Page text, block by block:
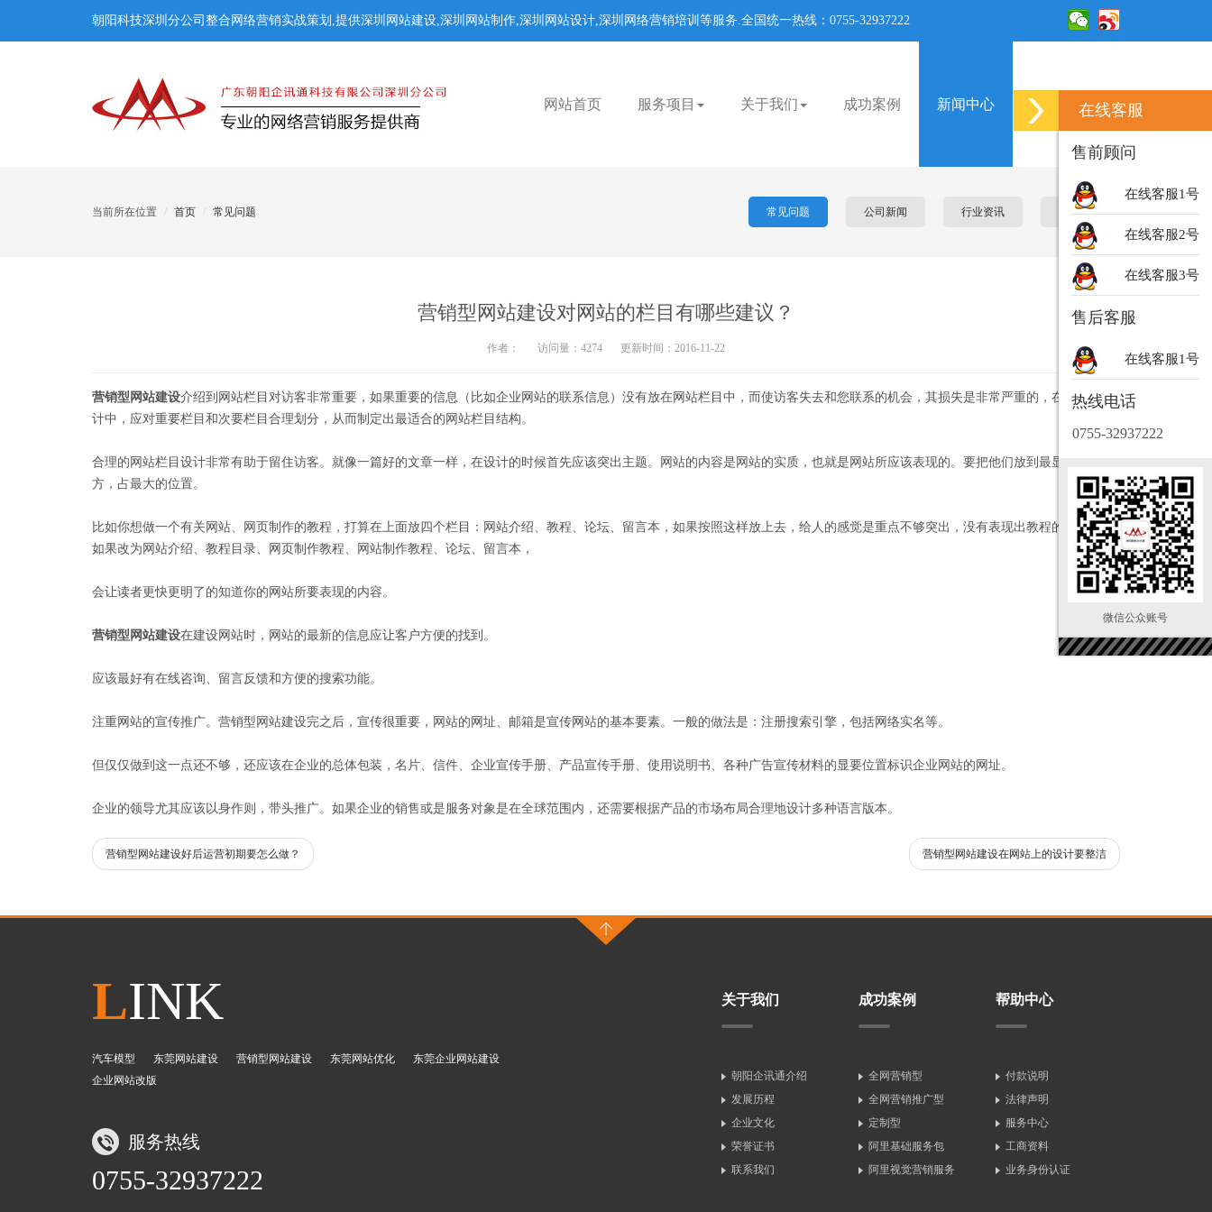
朝阳科技深圳分公司整合网络营销实战策划,提供深圳网站建设,深圳网站制作,深圳网站设计,深圳网络营销培训等服务.全国统一热线：0755-32937222
网站首页 服务项目 关于我们 成功案例 新闻中心 联系我们
当前所在位置 首页 常见问题 常见问题 公司新闻 行业资讯 营销策划
营销型网站建设对网站的栏目有哪些建议？
作者： 访问量：4274 更新时间：2016-11-22
营销型网站建设介绍到网站栏目对访客非常重要，如果重要的信息（比如企业网站的联系信息）没有放在网站栏目中，而使访客失去和您联系的机会，其损失是非常严重的，在网站的设
计中，应对重要栏目和次要栏目合理划分，从而制定出最适合的网站栏目结构。
合理的网站栏目设计非常有助于留住访客。就像一篇好的文章一样，在设计的时候首先应该突出主题。网站的内容是网站的实质，也就是网站所应该表现的。要把他们放到最显眼的地
方，占最大的位置。
比如你想做一个有关网站、网页制作的教程，打算在上面放四个栏目：网站介绍、教程、论坛、留言本，如果按照这样放上去，给人的感觉是重点不够突出，没有表现出教程的重要性；
如果改为网站介绍、教程目录、网页制作教程、网站制作教程、论坛、留言本，
会让读者更快更明了的知道你的网站所要表现的内容。
营销型网站建设在建设网站时，网站的最新的信息应让客户方便的找到。
应该最好有在线咨询、留言反馈和方便的搜索功能。
注重网站的宣传推广。营销型网站建设完之后，宣传很重要，网站的网址、邮箱是宣传网站的基本要素。一般的做法是：注册搜索引擎，包括网络实名等。
但仅仅做到这一点还不够，还应该在企业的总体包装，名片、信件、企业宣传手册、产品宣传手册、使用说明书、各种广告宣传材料的显要位置标识企业网站的网址。
企业的领导尤其应该以身作则，带头推广。如果企业的销售或是服务对象是在全球范围内，还需要根据产品的市场布局合理地设计多种语言版本。
营销型网站建设好后运营初期要怎么做？ 营销型网站建设在网站上的设计要整洁
LINK
汽车模型 东莞网站建设 营销型网站建设 东莞网站优化
东莞企业网站建设
企业网站改版
服务热线
0755-32937222
关于我们
朝阳企讯通介绍
发展历程
企业文化
荣誉证书
联系我们
成功案例
全网营销型
全网营销推广型
定制型
阿里基础服务包
阿里视觉营销服务
帮助中心
付款说明
法律声明
服务中心
工商资料
业务身份认证
在线客服
售前顾问
在线客服1号
在线客服2号
在线客服3号
售后客服
在线客服1号
热线电话
0755-32937222
微信公众账号